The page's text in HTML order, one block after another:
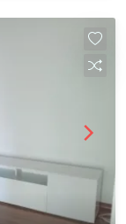
festas
São José
fácil
de